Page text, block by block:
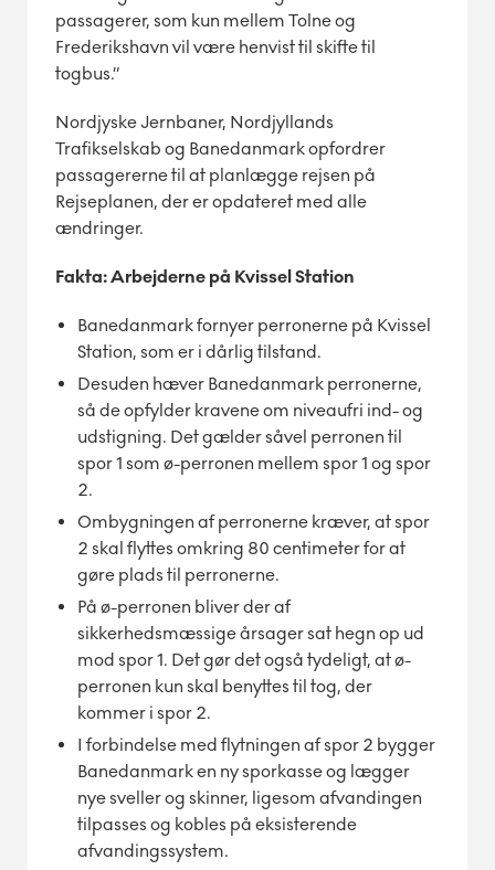
passagerer, som kun mellem Tolne og
Frederikshavn vil være henvist til skifte til
togbus.”
Nordjyske Jernbaner, Nordjyllands
Trafikselskab og Banedanmark opfordrer
passagererne til at planlægge rejsen på
Rejseplanen, der er opdateret med alle
ændringer.
Fakta: Arbejderne på Kvissel Station
Banedanmark fornyer perronerne på Kvissel
Station, som er i dårlig tilstand.
Desuden hæver Banedanmark perronerne,
så de opfylder kravene om niveaufri ind- og
udstigning. Det gælder såvel perronen til
spor 1 som ø-perronen mellem spor 1 og spor
2.
Ombygningen af perronerne kræver, at spor
2 skal flyttes omkring 80 centimeter for at
gøre plads til perronerne.
På ø-perronen bliver der af
sikkerhedsmæssige årsager sat hegn op ud
mod spor 1. Det gør det også tydeligt, at ø-
perronen kun skal benyttes til tog, der
kommer i spor 2.
I forbindelse med flytningen af spor 2 bygger
Banedanmark en ny sporkasse og lægger
nye sveller og skinner, ligesom afvandingen
tilpasses og kobles på eksisterende
afvandingssystem.